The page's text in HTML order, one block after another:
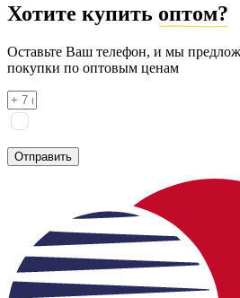
Хотите купить оптом?
Оставьте Ваш телефон, и мы
покупки по оптовым ценам
Отправить